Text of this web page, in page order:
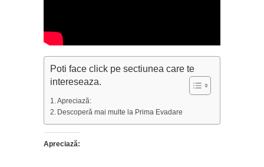
Poti face click pe sectiunea care te
intereseaza.
Apreciază:
Descoperă mai multe la Prima Evadare
Apreciază: